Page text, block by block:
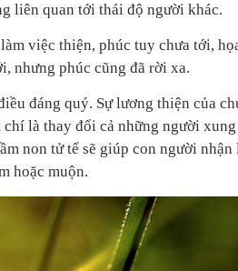
liên quan tới thái độ người khác.
việc thiện, phúc tuy chưa tới,
nhưng phúc cũng đã rời xa.
đáng quý. Sự lương thiện của
chí là thay đổi cả những người
non tử tế sẽ giúp con người
hoặc muộn.